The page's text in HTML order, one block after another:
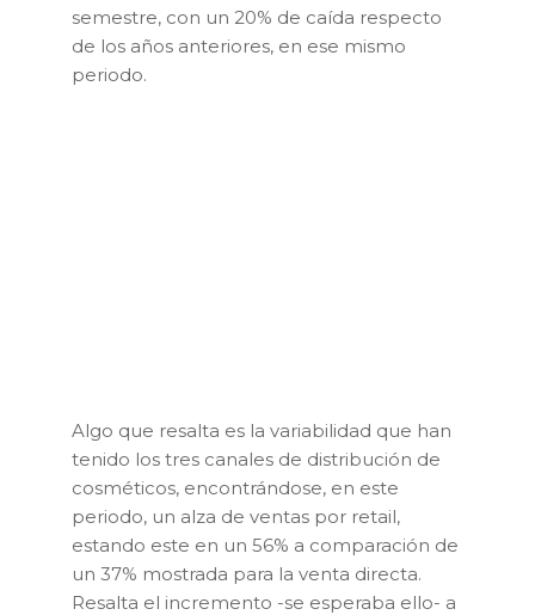
semestre, con un 20% de caída respecto
de los años anteriores, en ese mismo
periodo.
Algo que resalta es la variabilidad que han
tenido los tres canales de distribución de
cosméticos, encontrándose, en este
periodo, un alza de ventas por retail,
estando este en un 56% a comparación de
un 37% mostrada para la venta directa.
Resalta el incremento -se esperaba ello- a